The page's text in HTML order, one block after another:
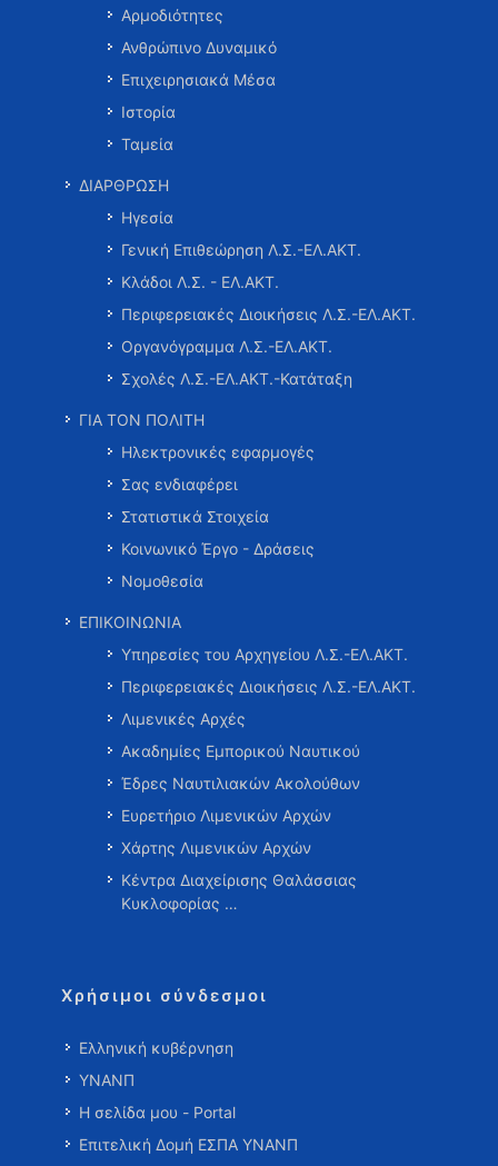
Αρμοδιότητες
Ανθρώπινο Δυναμικό
Επιχειρησιακά Μέσα
Ιστορία
Ταμεία
ΔΙΑΡΘΡΩΣΗ
Ηγεσία
Γενική Επιθεώρηση Λ.Σ.-ΕΛ.ΑΚΤ.
Κλάδοι Λ.Σ. - ΕΛ.ΑΚΤ.
Περιφερειακές Διοικήσεις Λ.Σ.-ΕΛ.ΑΚΤ.
Οργανόγραμμα Λ.Σ.-ΕΛ.ΑΚΤ.
Σχολές Λ.Σ.-ΕΛ.ΑΚΤ.-Κατάταξη
ΓΙΑ ΤΟΝ ΠΟΛΙΤΗ
Ηλεκτρονικές εφαρμογές
Σας ενδιαφέρει
Στατιστικά Στοιχεία
Κοινωνικό Έργο - Δράσεις
Νομοθεσία
ΕΠΙΚΟΙΝΩΝΙΑ
Υπηρεσίες του Αρχηγείου Λ.Σ.-ΕΛ.ΑΚΤ.
Περιφερειακές Διοικήσεις Λ.Σ.-ΕΛ.ΑΚΤ.
Λιμενικές Αρχές
Ακαδημίες Εμπορικού Ναυτικού
Έδρες Ναυτιλιακών Ακολούθων
Ευρετήριο Λιμενικών Αρχών
Χάρτης Λιμενικών Αρχών
Κέντρα Διαχείρισης Θαλάσσιας
Κυκλοφορίας …
Χρήσιμοι σύνδεσμοι
Ελληνική κυβέρνηση
ΥΝΑΝΠ
Η σελίδα μου - Portal
Επιτελική Δομή ΕΣΠΑ ΥΝΑΝΠ